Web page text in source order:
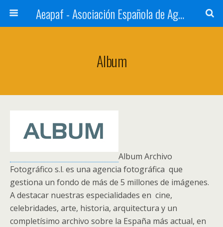
Aeapaf - Asociación Española de Agencias de Prensa y Archivos Fotográficos
Album
Album Archivo
Fotográfico s.l. es una agencia fotográfica que
gestiona un fondo de más de 5 millones de imágenes.
A destacar nuestras especialidades en cine,
celebridades, arte, historia, arquitectura y un
completísimo archivo sobre la España más actual, en